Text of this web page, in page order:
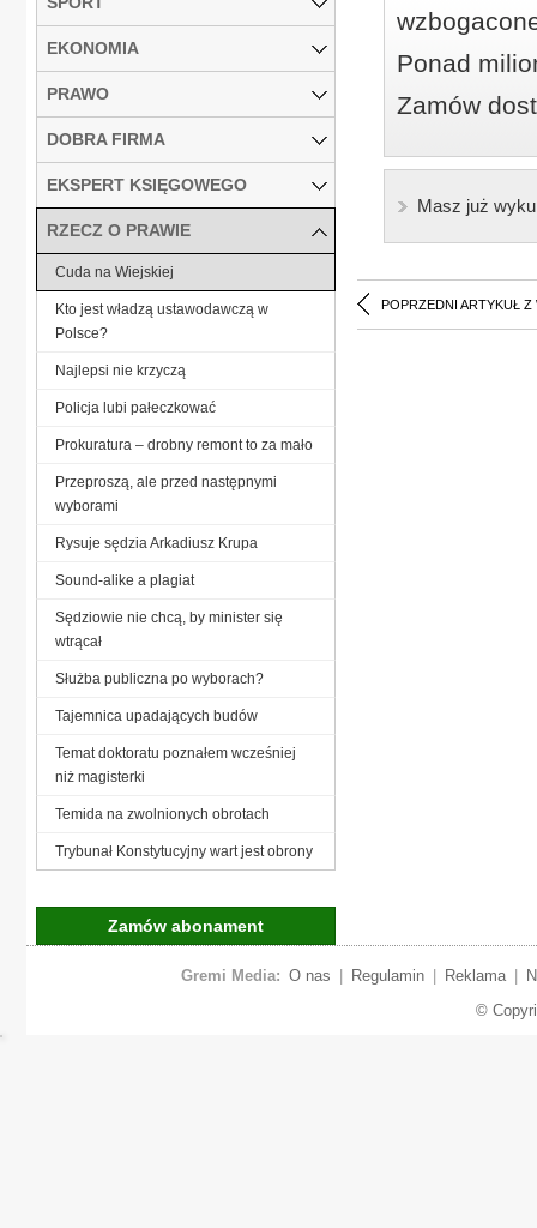
Ponad
Zamów
Masz już
POPRZEDNI ARTYKUŁ Z
EKONOMIA
PRAWO
DOBRA FIRMA
EKSPERT KSIĘGOWEGO
RZECZ O PRAWIE
Cuda na Wiejskiej
Kto jest władzą ustawodawczą w
Polsce?
Najlepsi nie krzyczą
Policja lubi pałeczkować
Prokuratura – drobny remont to za mało
Przeproszą, ale przed następnymi
wyborami
Rysuje sędzia Arkadiusz Krupa
Sound-alike a plagiat
Sędziowie nie chcą, by minister się
wtrącał
Służba publiczna po wyborach?
Tajemnica upadających budów
Temat doktoratu poznałem wcześniej
niż magisterki
Temida na zwolnionych obrotach
Trybunał Konstytucyjny wart jest obrony
Zamów abonament
Gremi Media: O nas Regulamin Reklama
©